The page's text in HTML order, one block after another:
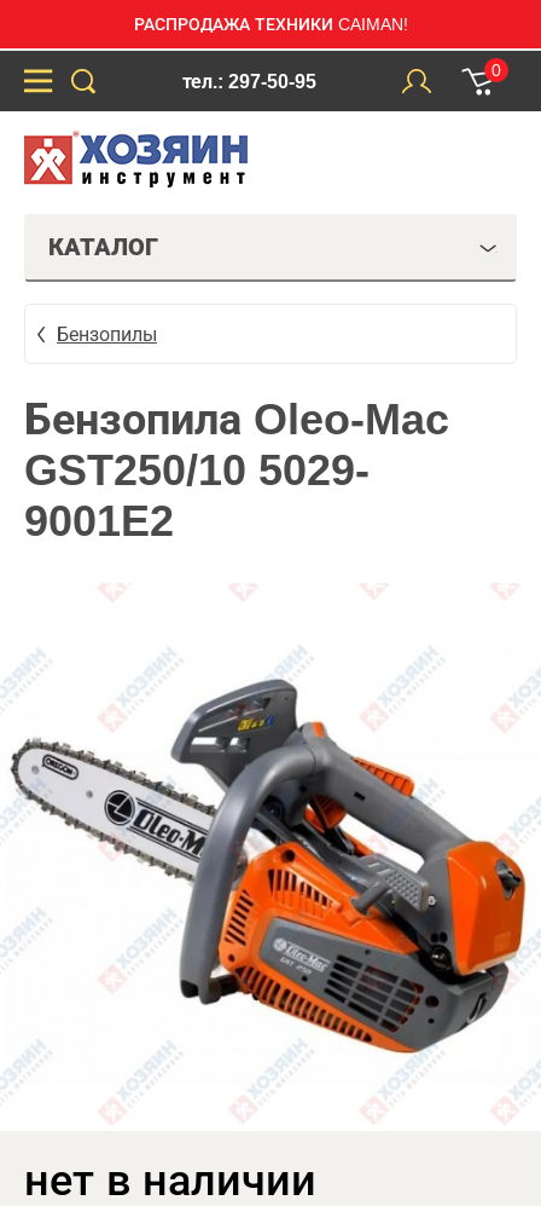
РАСПРОДАЖА ТЕХНИКИ CAIMAN!
тел.: 297-50-95
0
КАТАЛОГ
Бензопилы
Бензопила Oleo-Mac
GST250/10 5029-
9001E2
нет в наличии